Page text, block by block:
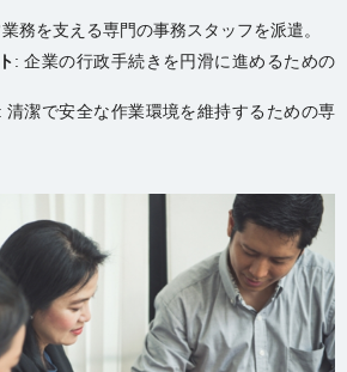
務を支える専門の事務スタッフを派遣。
: 企業の行政手続きを円滑に進めるための
: 清潔で安全な作業環境を維持するための専